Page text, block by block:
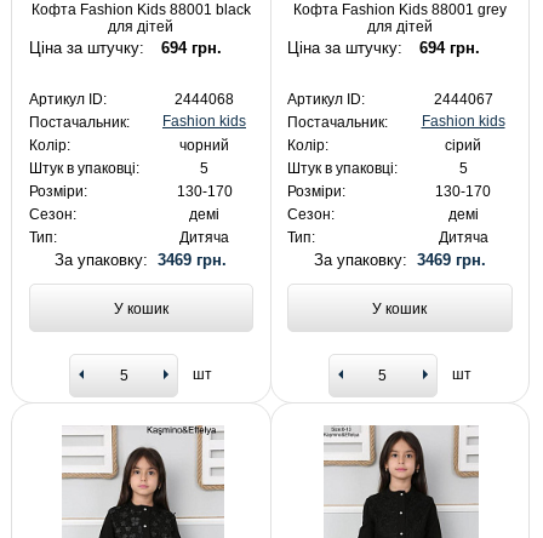
Кофта Fashion Kids 88001 black
для дітей
Ціна за штучку: 694 грн.
Артикул ID:
2444068
Постачальник:
Fashion kids
Колір:
чорний
Штук в упаковці:
5
Розміри:
130-170
Сезон:
демі
Тип:
Дитяча
За упаковку:3469 грн.
У кошик
шт
Кофта Fashion Kids 88001 grey
для дітей
Ціна за штучку: 694 грн.
Артикул ID:
2444067
Постачальник:
Fashion kids
Колір:
сірий
Штук в упаковці:
5
Розміри:
130-170
Сезон:
демі
Тип:
Дитяча
За упаковку: 3469 грн.
У кошик
шт